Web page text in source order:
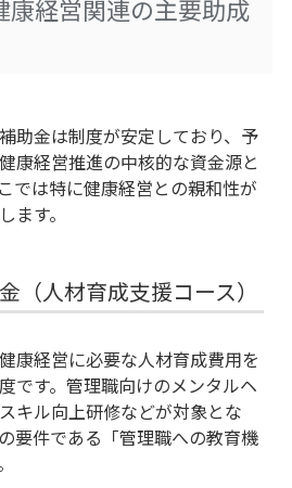
康経営関連の主要助成
助金は制度が安定しており、予
康経営推進の中核的な資金源と
では特に健康経営との親和性が
ます。
（人材育成支援コース）
康経営に必要な人材育成費用を
です。管理職向けのメンタルヘ
キル向上研修などが対象とな
要件である「管理職への教育機